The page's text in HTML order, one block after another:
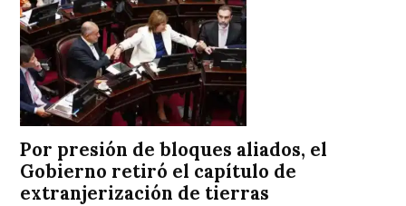
Por presión de bloques aliados, el
Gobierno retiró el capítulo de
extranjerización de tierras